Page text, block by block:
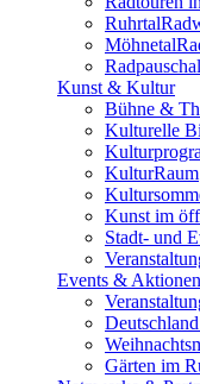
Kunst & Kultur
Bühne &
Kulturelle
KulturRaum
Kunst im
Stadt- und
Events & Aktionen
Gärten im